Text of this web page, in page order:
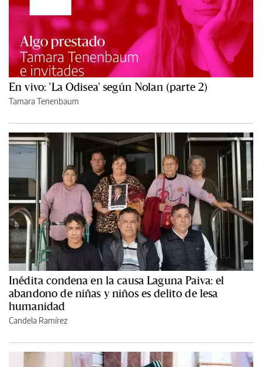
En vivo: 'La Odisea' según Nolan (parte 2)
Tamara Tenenbaum
Inédita condena en la causa Laguna Paiva: el
abandono de niñas y niños es delito de lesa
humanidad
Candela Ramírez